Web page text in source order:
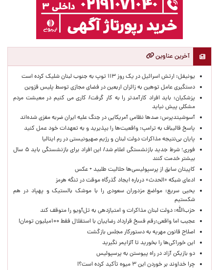
آخرین عناوین
یونیفل: ارتش اسرائیل در یک روز ۱۱۳ توپ به جنوب لبنان شلیک کرده است
دستگیری عامل توهین به زائران اربعین در فضای مجازی توسط پلیس قزوین
پزشکیان: باید افراد کارآمدتر را به کار گرفت/ کاری می کنیم در معیشت مردم
مشکلی پیش نیاید
آسوشیتدپرس: صدها نظامی آمریکایی در جنگ علیه ایران ضربه مغزی شده‌اند
پاسخ قالیباف به ترامپ: واقعیت‌ها را بپذیرید و به تعهدات خود عمل کنید
پایان بی‌نتیجه مذاکرات دولت لبنان و رژیم صهیونیستی در رم ایتالیا
فوری؛ شرط جدید بازنشستگی اعلام شد/ این افراد برای بازنشستگی باید ۵ سال
بیشتر خدمت کنند
کاپیتان سابق از پرسپولیسی‌ها حلالیت طلبید + عکس
ادعای شبکه «الحدث» درباره ایجاد گذرگاه موقت در تنگه هرمز
یحیی سریع: مواضع مزدوران سعودی را با موشک بالستیک و پهپاد در هم
شکستیم
حزب‌الله: دولت لبنان مذاکرات و امتیازدهی به تل‌آویو را متوقف کند
عجیب اما واقعی:رقم فسخ قرارداد رضاییان با استقلال فقط ۱۰۰میلیون تومان!
اصلاح قانون مهریه به دستورکار مجلس بازگشت
این خوراکی‌ها را بخورید تا آلزایمر نگیرید
دو بازیکن آزاد در راه پیوستن به پرسپولیس
چرا خداوند بر خوردن این ۳ میوه تأکید کرده است؟!